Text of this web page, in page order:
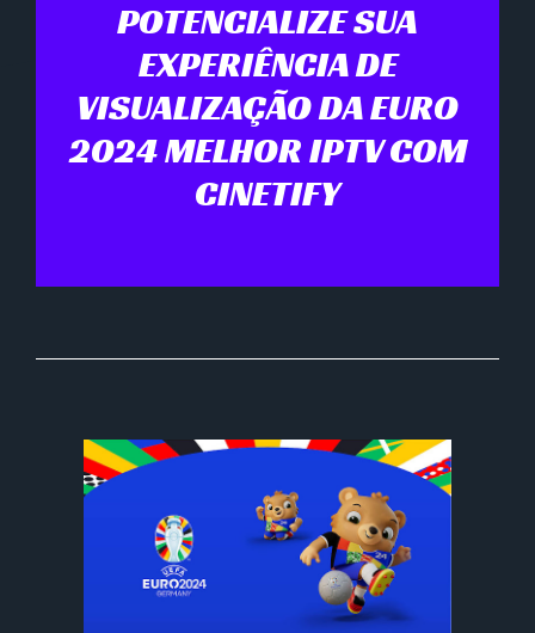
POTENCIALIZE SUA
EXPERIÊNCIA DE
VISUALIZAÇÃO DA EURO
2024 MELHOR IPTV COM
CINETIFY